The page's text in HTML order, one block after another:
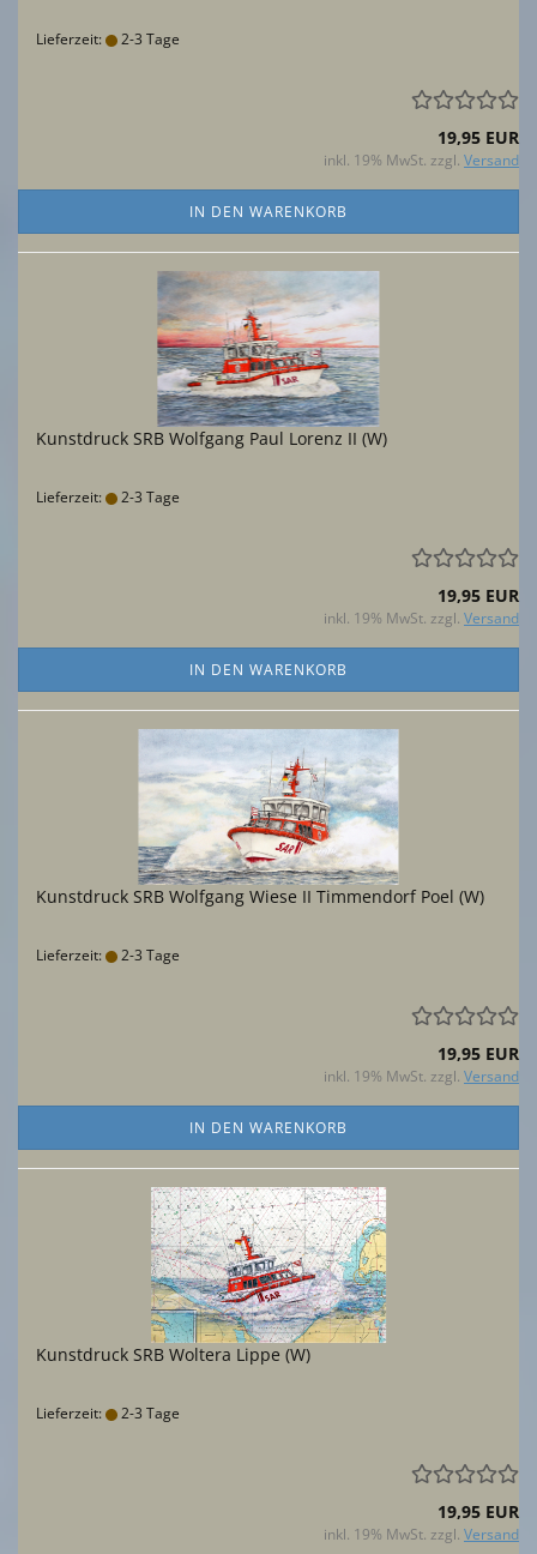
Lieferzeit: 2-3 Tage
19,95 EUR
inkl. 19% MwSt. zzgl. Versand
IN DEN WARENKORB
Kunstdruck SRB Wolfgang Paul Lorenz II (W)
Lieferzeit: 2-3 Tage
19,95 EUR
inkl. 19% MwSt. zzgl. Versand
IN DEN WARENKORB
Kunstdruck SRB Wolfgang Wiese II Timmendorf Poel (W)
Lieferzeit: 2-3 Tage
19,95 EUR
inkl. 19% MwSt. zzgl. Versand
IN DEN WARENKORB
Kunstdruck SRB Woltera Lippe (W)
Lieferzeit: 2-3 Tage
19,95 EUR
inkl. 19% MwSt. zzgl. Versand